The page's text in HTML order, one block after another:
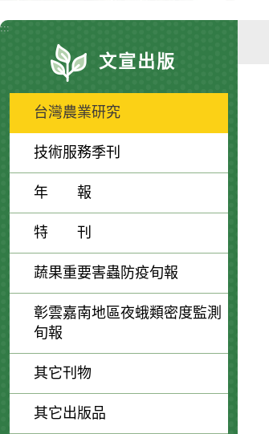
:::
文宣出版
台灣農業研究
技術服務季刊
年 報
特 刊
蔬果重要害蟲防疫旬報
彰雲嘉南地區夜蛾類密度監測
旬報
其它刊物
其它出版品